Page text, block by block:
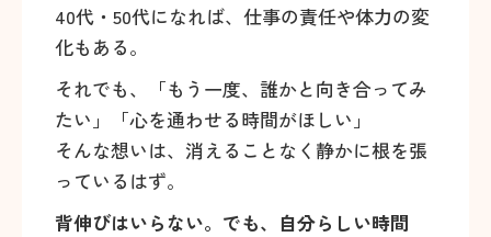
40代・50代になれば、仕事の責任や体力の変
化もある。
それでも、「もう一度、誰かと向き合ってみ
たい」「心を通わせる時間がほしい」
そんな想いは、消えることなく静かに根を張
っているはず。
背伸びはいらない。でも、自分らしい時間